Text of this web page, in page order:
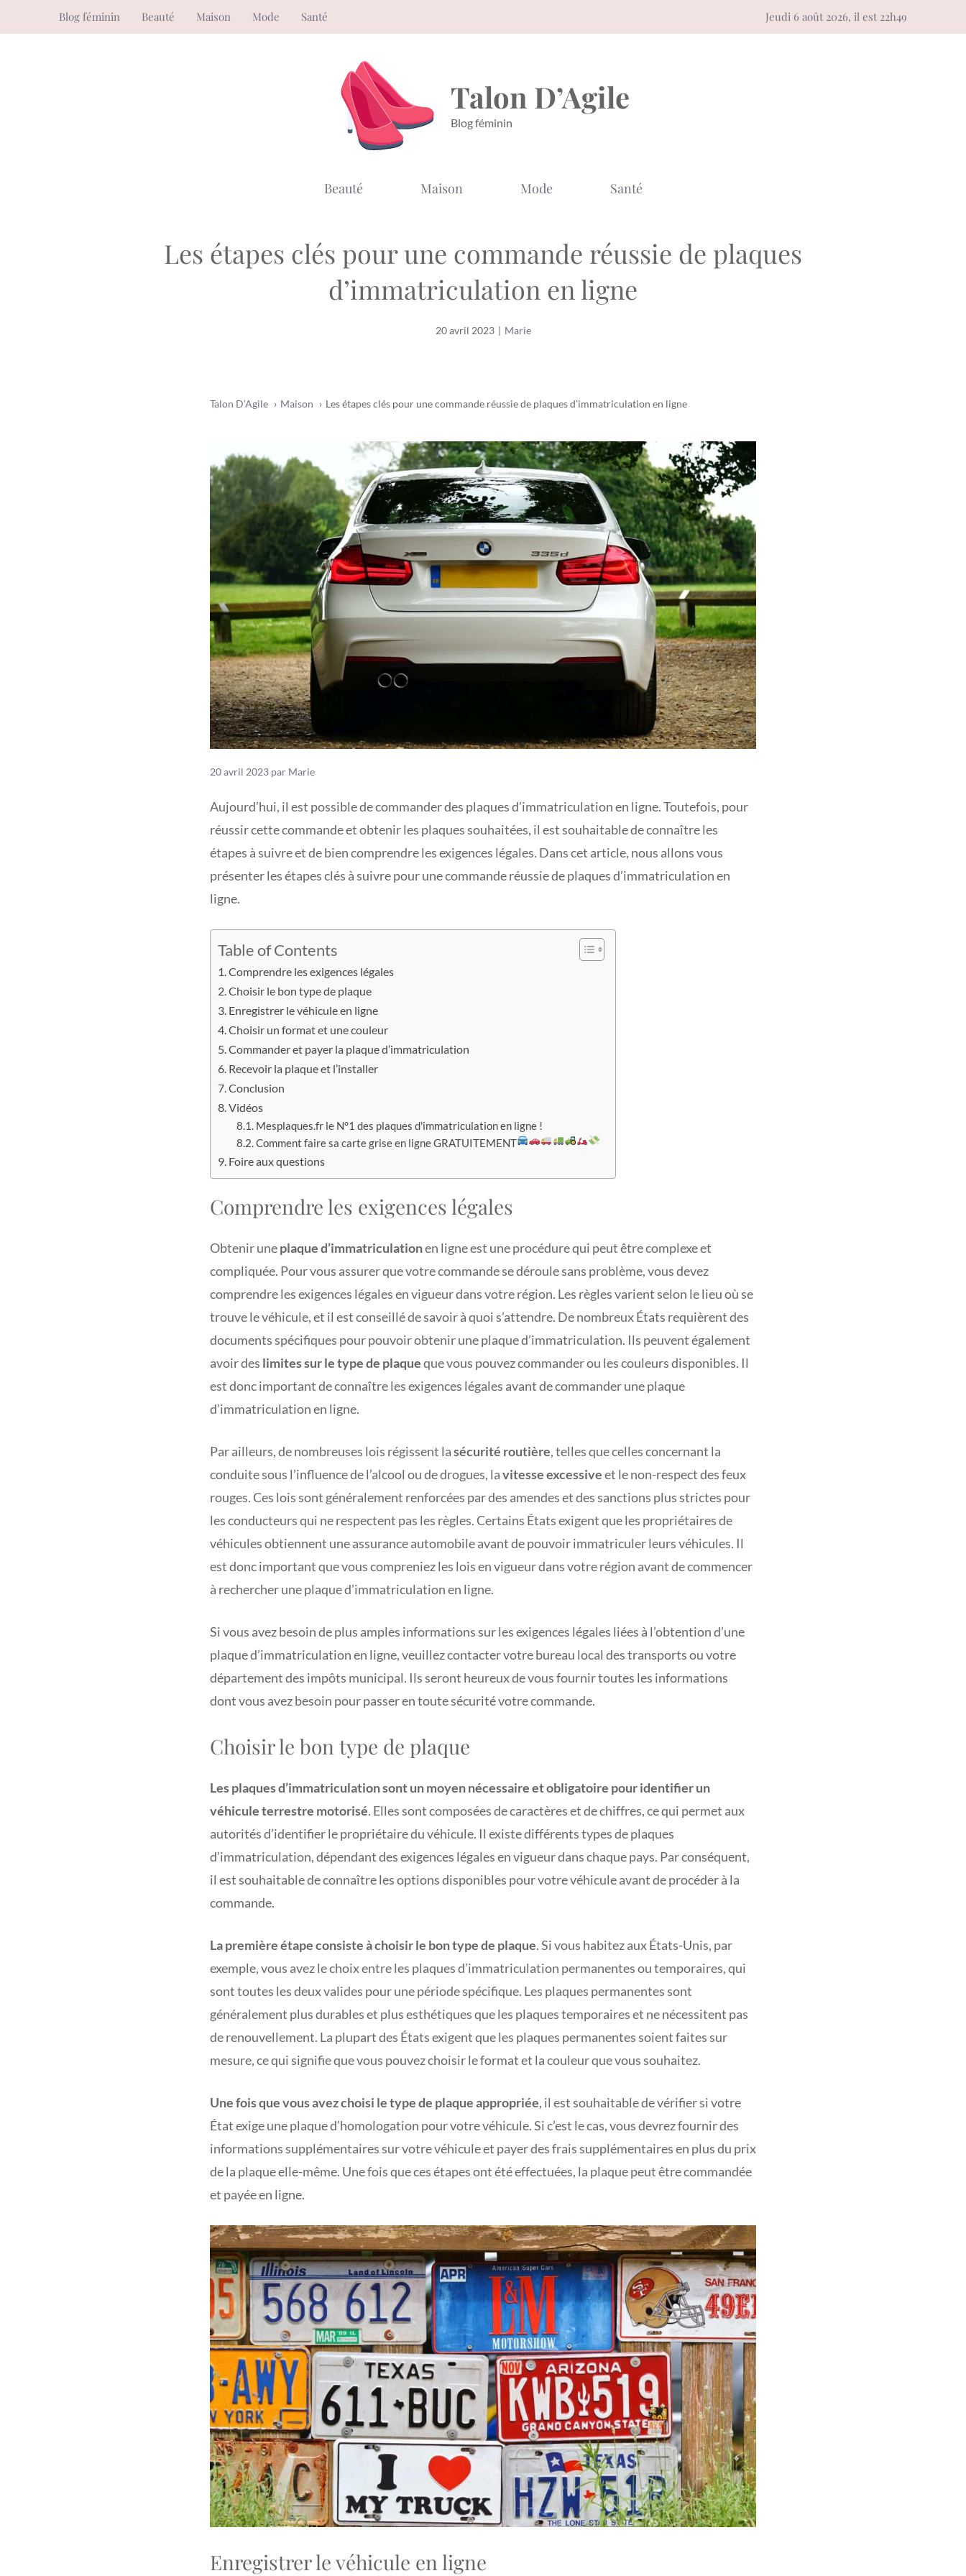
au
Blog féminin Beauté Maison Mode Santé Jeudi 6 août 2026, il est 22h49
Talon D’Agile
Blog féminin
Beauté Maison Mode Santé
Les étapes clés pour une commande réussie de plaques
d’immatriculation en ligne
20 avril 2023 | Marie
Talon D’Agile Maison Les étapes clés pour une commande réussie de plaques d’immatriculation en ligne
20 avril 2023 par Marie
Aujourd’hui, il est possible de commander des plaques d’immatriculation en ligne. Toutefois, pour
réussir cette commande et obtenir les plaques souhaitées, il est souhaitable de connaître les
étapes à suivre et de bien comprendre les exigences légales. Dans cet article, nous allons vous
présenter les étapes clés à suivre pour une commande réussie de plaques d’immatriculation en
ligne.
Table of Contents
Comprendre les exigences légales
Choisir le bon type de plaque
Enregistrer le véhicule en ligne
Choisir un format et une couleur
Commander et payer la plaque d’immatriculation
Recevoir la plaque et l’installer
Conclusion
Vidéos
Mesplaques.fr le N°1 des plaques d'immatriculation en ligne !
Comment faire sa carte grise en ligne GRATUITEMENT
Foire aux questions
Comprendre les exigences légales
Obtenir uneplaque d’immatriculationen ligne est une procédure qui peut être complexe et
compliquée. Pour vous assurer que votre commande se déroule sans problème, vous devez
comprendre les exigences légales en vigueur dans votre région. Les règles varient selon le lieu où se
trouve le véhicule, et il est conseillé de savoir à quoi s’attendre. De nombreux États requièrent des
documents spécifiques pour pouvoir obtenir une plaque d’immatriculation. Ils peuvent également
avoir des limites sur le type de plaqueque vous pouvez commander ou les couleurs disponibles. Il
est donc important de connaître les exigences légales avant de commander une plaque
d’immatriculation en ligne.
Par ailleurs, de nombreuses lois régissent lasécurité routière, telles que celles concernant la
conduite sous l’influence de l’alcool ou de drogues, lavitesse excessiveet le non-respect des feux
rouges. Ces lois sont généralement renforcées par des amendes et des sanctions plus strictes pour
les conducteurs qui ne respectent pas les règles. Certains États exigent que les propriétaires de
véhicules obtiennent une assurance automobile avant de pouvoir immatriculer leurs véhicules. Il
est donc important que vous compreniez les lois en vigueur dans votre région avant de commencer
à rechercher une plaque d’immatriculation en ligne.
Si vous avez besoin de plus amples informations sur les exigences légales liées à l’obtention d’une
plaque d’immatriculation en ligne, veuillez contacter votre bureau local des transports ou votre
département des impôts municipal. Ils seront heureux de vous fournir toutes les informations
dont vous avez besoin pour passer en toute sécurité votre commande.
Choisir le bon type de plaque
Les plaques d’immatriculation sont un moyen nécessaire et obligatoire pour identifier un
véhicule terrestre motorisé. Elles sont composées de caractères et de chiffres, ce qui permet aux
autorités d’identifier le propriétaire du véhicule. Il existe différents types de plaques
d’immatriculation, dépendant des exigences légales en vigueur dans chaque pays. Par conséquent,
il est souhaitable de connaître les options disponibles pour votre véhicule avant de procéder à la
commande.
La première étape consiste à choisir le bon type de plaque. Si vous habitez aux États-Unis, par
exemple, vous avez le choix entre les plaques d’immatriculation permanentes ou temporaires, qui
sont toutes les deux valides pour une période spécifique. Les plaques permanentes sont
généralement plus durables et plus esthétiques que les plaques temporaires et ne nécessitent pas
de renouvellement. La plupart des États exigent que les plaques permanentes soient faites sur
mesure, ce qui signifie que vous pouvez choisir le format et la couleur que vous souhaitez.
Une fois que vous avez choisi le type de plaque appropriée, il est souhaitable de vérifier si votre
État exige une plaque d’homologation pour votre véhicule. Si c’est le cas, vous devrez fournir des
informations supplémentaires sur votre véhicule et payer des frais supplémentaires en plus du prix
de la plaque elle-même. Une fois que ces étapes ont été effectuées, la plaque peut être commandée
et payée en ligne.
Enregistrer le véhicule en ligne